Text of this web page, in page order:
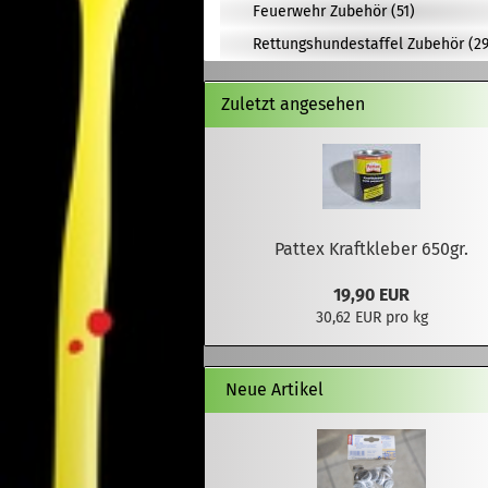
Feuerwehr Zubehör (51)
Rettungshundestaffel Zubehör
Zuletzt angesehen
Pattex Kraftkleber 650gr.
19,90 EUR
30,62 EUR pro kg
Neue Artikel